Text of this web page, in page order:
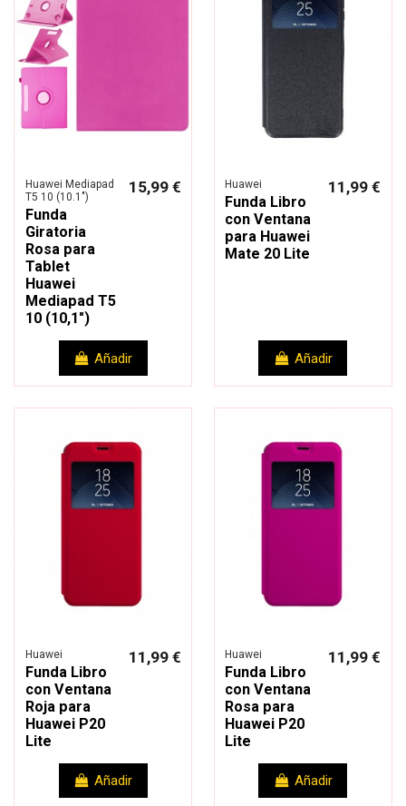
Huawei Mediapad
T5 10 (10.1")
Funda
Giratoria
Rosa para
Tablet
Huawei
Mediapad T5
10 (10,1")
15,99 €
Añadir
Huawei
Funda Libro
con Ventana
para Huawei
Mate 20 Lite
11,99 €
Añadir
Huawei
Funda Libro
con Ventana
Roja para
Huawei P20
Lite
11,99 €
Añadir
Huawei
Funda Libro
con Ventana
Rosa para
Huawei P20
Lite
11,99 €
Añadir